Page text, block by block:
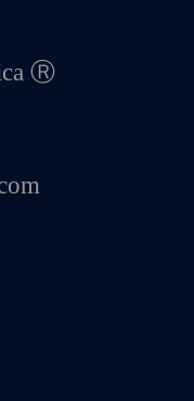
Ⓡ